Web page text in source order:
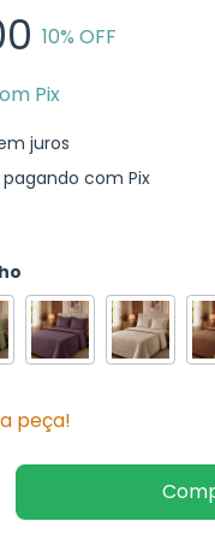
10% OFF
Pix
juros
com Pix
peça!